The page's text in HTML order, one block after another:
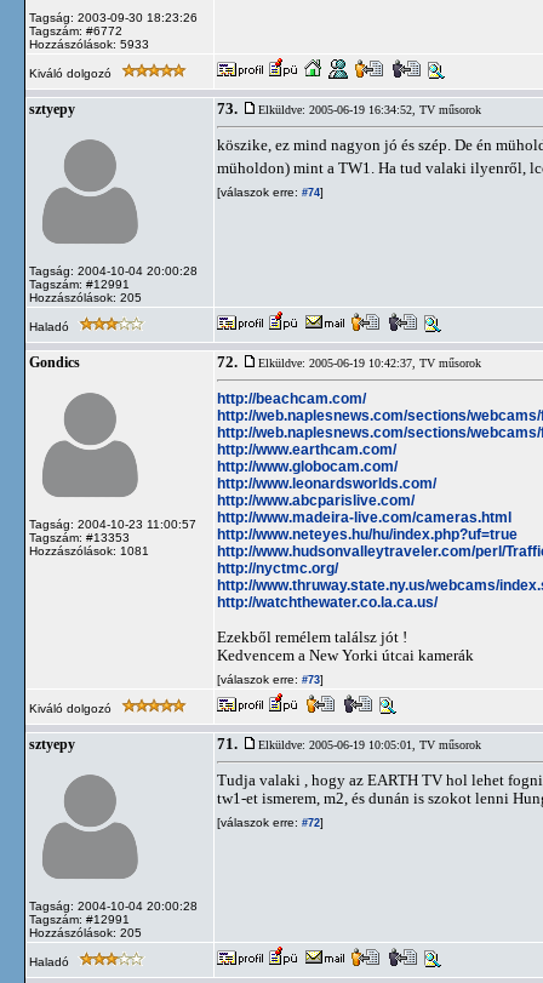
Tagság: 2003-09-30 18:23:26
Tagszám: #6772
Hozzászólások: 5933
Kiváló dolgozó
sztyepy
Tagság: 2004-10-04 20:00:28
Tagszám: #12991
Hozzászólások: 205
73. Elküldve: 2005-06-19 16:34:52, TV műsorok
köszike, ez mind nagyon jó és szép. De én
müholdon) mint a TW1. Ha tud valaki ilyenről,
[válaszok erre: #74]
Haladó
Gondics
Tagság: 2004-10-23 11:00:57
Tagszám: #13353
Hozzászólások: 1081
72. Elküldve: 2005-06-19 10:42:37, TV műsorok
http://beachcam.com/
http://web.naplesnews.com/sections/
http://web.naplesnews.com/sections/
http://www.earthcam.com/
http://www.globocam.com/
http://www.leonardsworlds.com/
http://www.abcparislive.com/
http://www.madeira-live.com/cameras.html
http://www.neteyes.hu/hu/index.php?uf=true
http://www.hudsonvalleytraveler.com/perl/
http://nyctmc.org/
http://www.thruway.state.ny.us/webcams/
http://watchthewater.co.la.ca.us/
Ezekből remélem találsz jót !
Kedvencem a New Yorki útcai kamerák
[válaszok erre: #73]
Kiváló dolgozó
sztyepy
Tagság: 2004-10-04 20:00:28
Tagszám: #12991
Hozzászólások: 205
71. Elküldve: 2005-06-19 10:05:01, TV műsorok
Tudja valaki , hogy az EARTH TV hol lehet
tw1-et ismerem, m2, és dunán is szokot lenni
[válaszok erre: #72]
Haladó